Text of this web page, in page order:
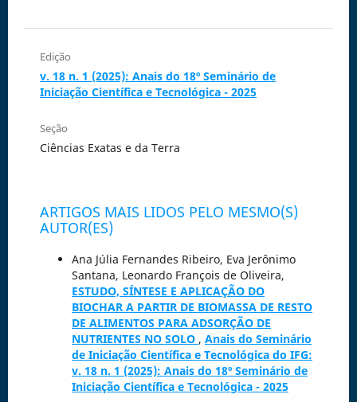
Edição
v. 18 n. 1 (2025): Anais do 18º Seminário de
Iniciação Científica e Tecnológica - 2025
Seção
Ciências Exatas e da Terra
ARTIGOS MAIS LIDOS PELO MESMO(S)
AUTOR(ES)
Ana Júlia Fernandes Ribeiro, Eva Jerônimo
Santana, Leonardo François de Oliveira,
ESTUDO, SÍNTESE E APLICAÇÃO DO
BIOCHAR A PARTIR DE BIOMASSA DE RESTO
DE ALIMENTOS PARA ADSORÇÃO DE
NUTRIENTES NO SOLO , Anais do Seminário
de Iniciação Científica e Tecnológica do IFG:
v. 18 n. 1 (2025): Anais do 18º Seminário de
Iniciação Científica e Tecnológica - 2025